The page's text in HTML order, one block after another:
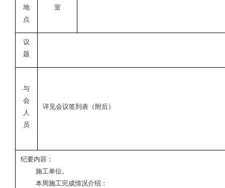
地
点
室
议
题
与
会
人
员
详见会议签到表（附后）
纪要内容：
施工单位。
本周施工完成情况介绍：